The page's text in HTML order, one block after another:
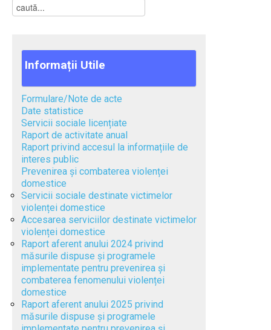
Informații Utile
Formulare/Note de acte
Date statistice
Servicii sociale licențiate
Raport de activitate anual
Raport privind accesul la informațiile de
interes public
Prevenirea și combaterea violenței
domestice
Servicii sociale destinate victimelor
violenței domestice
Accesarea serviciilor destinate victimelor
violenței domestice
Raport aferent anului 2024 privind
măsurile dispuse și programele
implementate pentru prevenirea și
combaterea fenomenului violenței
domestice
Raport aferent anului 2025 privind
măsurile dispuse și programele